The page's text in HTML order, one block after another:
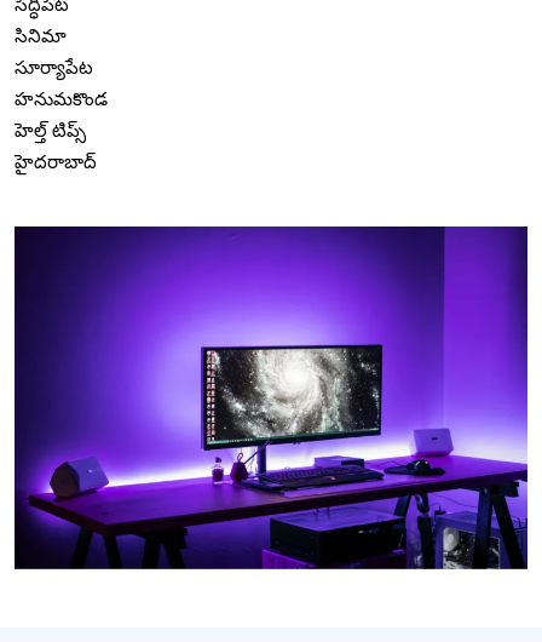
సినిమా
సూర్యాపేట
హనుమకొండ
హెల్త్ టిప్స్
హైదరాబాద్